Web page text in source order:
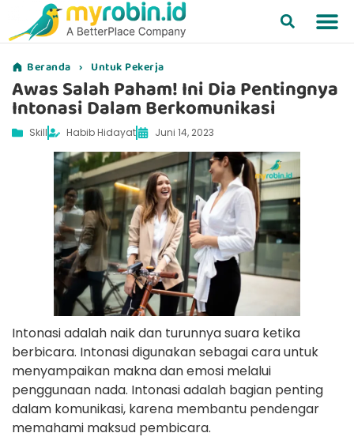
Beranda › Untuk Pekerja
Awas Salah Paham! Ini Dia Pentingnya
Intonasi Dalam Berkomunikasi
Skill Habib Hidayat Juni 14, 2023
Intonasi adalah naik dan turunnya suara ketika
berbicara. Intonasi digunakan sebagai cara untuk
menyampaikan makna dan emosi melalui
penggunaan nada. Intonasi adalah bagian penting
dalam komunikasi, karena membantu pendengar
memahami maksud pembicara.